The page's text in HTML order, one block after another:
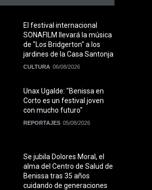
El festival internacional
SONAFILM llevará la música
de "Los Bridgerton" a los
jardines de la Casa Santonja
CULTURA 06/08/2026
Unax Ugalde: "Benissa en
Corto es un festival joven
con mucho futuro"
REPORTAJES 05/08/2026
Se jubila Dolores Moral, el
alma del Centro de Salud de
Benissa tras 35 años
cuidando de generaciones